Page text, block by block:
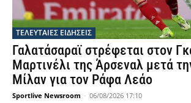
ΤΕΛΕΥΤΑΙΕΣ ΕΙΔΗΣΕΙΣ
Γαλατάσαραϊ στρέφεται στον
Μαρτινέλι της Άρσεναλ μετά
Μίλαν για τον Ράφα Λεάο
Sportlive Newsroom - 06/08/2026 17:10